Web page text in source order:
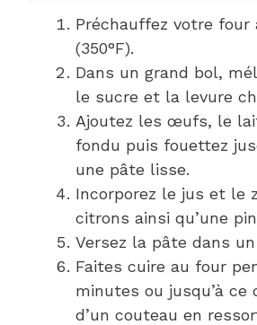
Préchauffez votre four
(350°F).
Dans un grand bol,
le sucre et la levure
Ajoutez les œufs, le
fondu puis fouettez
une pâte lisse.
Incorporez le jus et le
citrons ainsi qu’une
Versez la pâte dans
Faites cuire au four
minutes ou jusqu’à ce
d’un couteau en